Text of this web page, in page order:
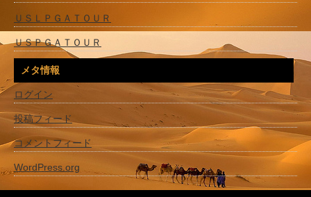
ＵＳＬＰＧＡＴＯＵＲ
ＵＳＰＧＡＴＯＵＲ
メタ情報
ログイン
投稿フィード
コメントフィード
WordPress.org